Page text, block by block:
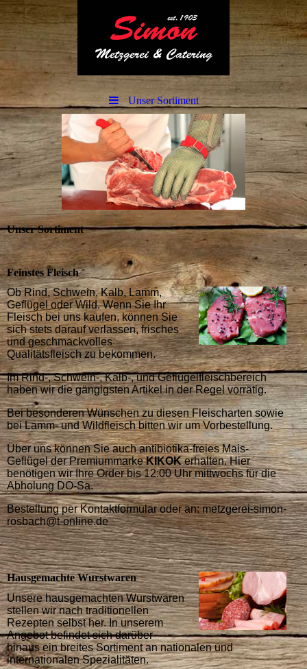
Unser Sortiment
Unser Sortiment
Feinstes Fleisch
Ob Rind, Schwein, Kalb, Lamm,
Geflügel oder Wild. Wenn Sie Ihr
Fleisch bei uns kaufen, können Sie
sich stets darauf verlassen, frisches
und geschmackvolles
Qualitätsfleisch zu bekommen.
Im Rind-, Schwein-, Kalb-, und Geflügelfleischbereich
haben wir die gängigsten Artikel in der Regel vorrätig.
Bei besonderen Wünschen zu diesen Fleischarten sowie
bei Lamm- und Wildfleisch bitten wir um Vorbestellung.
Über uns können Sie auch antibiotika-freies Mais-
Geflügel der PremiummarkeKIKOKerhalten. Hier
benötigen wir Ihre Order bis 12:00 Uhr mittwochs für die
Abholung DO-Sa.
Bestellung per Kontaktformular oder an: metzgerei-simon-
rosbach@t-online.de
Hausgemachte Wurstwaren
Unsere hausgemachten Wurstwaren
stellen wir nach traditionellen
Rezepten selbst her. In unserem
Angebot befindet sich darüber
hinaus ein breites Sortiment an nationalen und
internationalen Spezialitäten.